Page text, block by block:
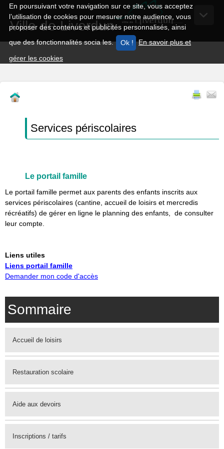
En poursuivant votre navigation sur ce site, vous acceptez
l’utilisation de cookies pour mesurer notre audience, vous
proposer des contenus et publicités personnalisés, ainsi
que des fonctionnalités socia les.
En savoir plus et
gérer les cookies
Ville de Liverdun
Services périscolaires
Le portail famille
Le portail famille permet aux parents des enfants inscrits aux
services périscolaires (cantine, accueil de loisirs et mercredis
récréatifs) de gérer en ligne le planning des enfants, de consulter
leur compte.
Liens utiles
Liens portail famille
Demander mon code d'accès
Sommaire
Accueil de loisirs
Restauration scolaire
Aide aux devoirs
Inscriptions / tarifs